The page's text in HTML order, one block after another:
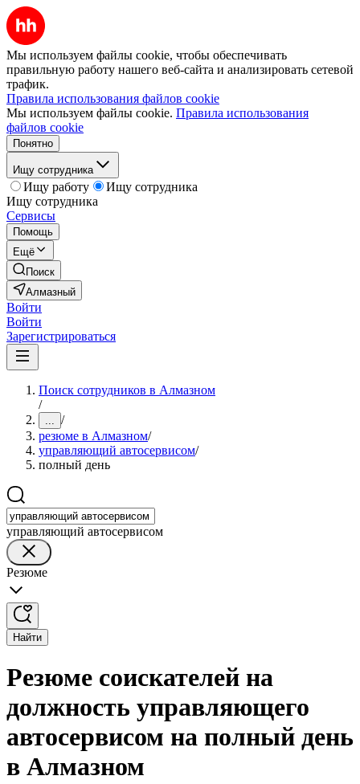
Мы используем файлы cookie, чтобы обеспечивать
правильную работу нашего веб-сайта и анализировать сетевой
трафик.
Правила использования файлов cookie
Мы используем файлы cookie. Правила использования
файлов cookie
Понятно
Ищу сотрудника
Ищу работу
Ищу сотрудника
Ищу сотрудника
Сервисы
Помощь
Ещё
Поиск
Алмазный
Войти
Войти
Зарегистрироваться
Поиск сотрудников в Алмазном
/
... /
резюме в Алмазном/
управляющий автосервисом/
полный день
управляющий автосервисом
Резюме
Найти
Резюме соискателей на
должность управляющего
автосервисом на полный день
в Алмазном